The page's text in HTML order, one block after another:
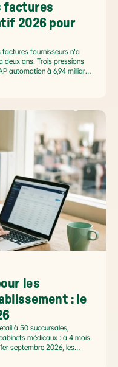
factures
2026 pour
factures fournisseurs n'a
deux ans. Trois pressions
automation à 6,94 milliards
électronique 2026 qui
passe en revue 8
le positionnement de Libeo
les
: le
à 50 succursales,
médicaux : à 4 mois
septembre 2026, les
spécifique. Ce guide